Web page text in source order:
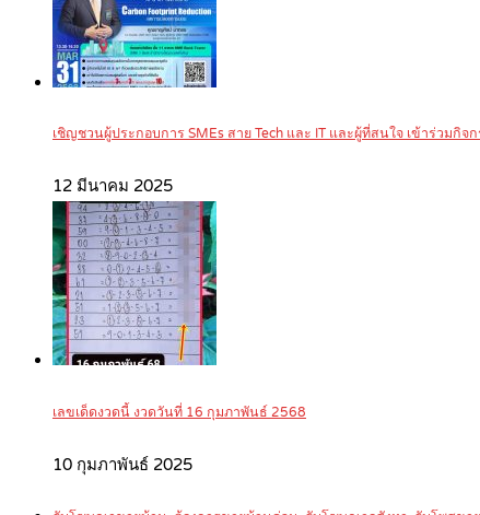
เชิญชวนผู้ประกอบการ SMEs สาย Tech และ IT และผู้ที่สนใจ เข้าร่วมกิจ
12 มีนาคม 2025
เลขเด็ดงวดนี้ งวดวันที่ 16 กุมภาพันธ์ 2568
10 กุมภาพันธ์ 2025